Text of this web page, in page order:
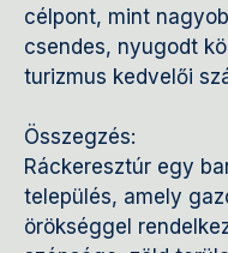
célpont, mint
csendes, nyugodt
turizmus kedvelői
Összegzés:
Ráckeresztúr egy
település, amely
örökséggel